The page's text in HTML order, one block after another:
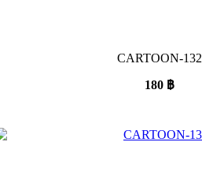
CARTOON-132
180 ฿